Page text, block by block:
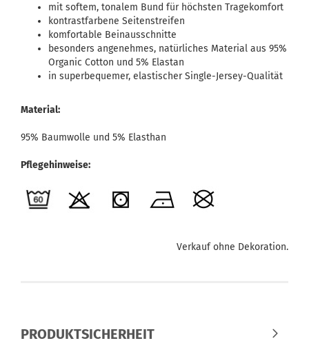
mit softem, tonalem Bund für höchsten Tragekomfort
kontrastfarbene Seitenstreifen
komfortable Beinausschnitte
besonders angenehmes, natürliches Material aus 95%
Organic Cotton und 5% Elastan
in superbequemer, elastischer Single-Jersey-Qualität
Material:
95% Baumwolle und 5% Elasthan
Pflegehinweise:
Verkauf ohne Dekoration.
PRODUKTSICHERHEIT